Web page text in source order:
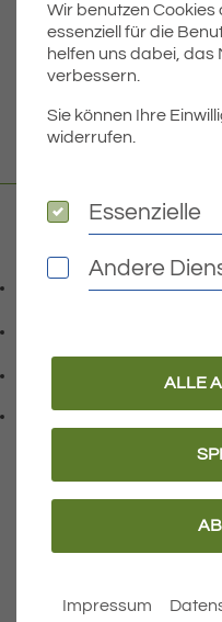
Dateigröße
DOWNLOAD
07541 9708-0
Telefonnummer: 0 7 5 4 1
info@eriskirch.de
E-Mail Adresse:
Adresse:
Wichtige Links
Wir benutzen Cookies
essenziell für die
helfen uns dabei, das
verbessern.
Sie können Ihre
widerrufen.
Essenzielle
Essenzielle
Andere Dienste
Andere
ALLE
Impressum